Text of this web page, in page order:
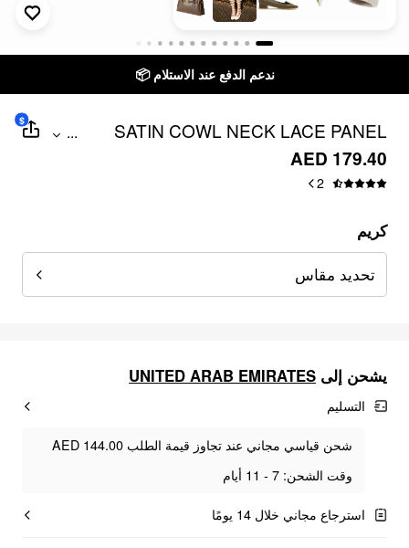
ندعم الدفع عند الاستلام 📦
SATIN COWL NECK LACE PANEL
MERMAID MAXI DRESS
...
AED 179.40
2
$
كريم
تحديد مقاس
يشحن إلى UNITED ARAB EMIRATES
التسليم
شحن قياسي مجاني عند تجاوز قيمة الطلب AED 144.00
وقت الشحن: 7 - 11 أيام
استرجاع مجاني خلال 14 يومًا